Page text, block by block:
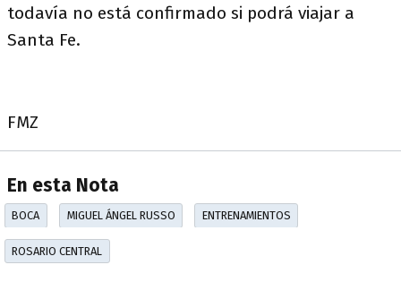
todavía no está confirmado si podrá viajar a
Santa Fe.
FMZ
En esta Nota
BOCA MIGUEL ÁNGEL RUSSO ENTRENAMIENTOS
ROSARIO CENTRAL